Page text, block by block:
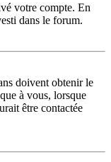
votre compte. En
dans le forum.
doivent obtenir le
à vous, lorsque
être contactée